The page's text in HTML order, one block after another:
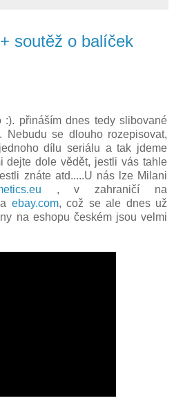
soutěž o balíček
:). přináším dnes tedy slibované
Nebudu se dlouho rozepisovat,
dílu seriálu a tak jdeme
dejte dole vědět, jestli vás tahle
znáte atd.....U nás lze Milani
, v zahraničí na
ebay.com, což se ale dnes už
na eshopu českém jsou velmi